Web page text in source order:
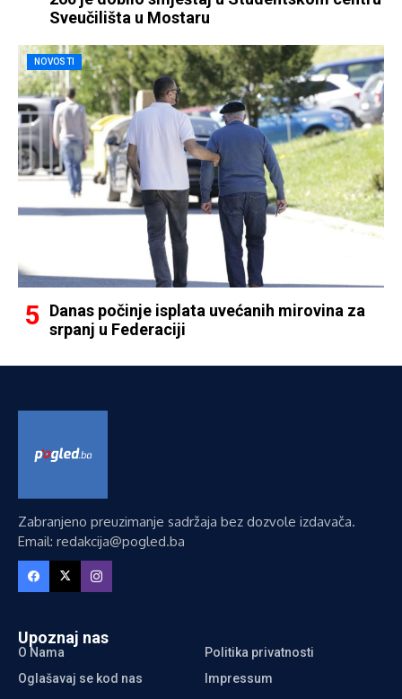
Sveučilišta u Mostaru
NOVOSTI
Danas počinje isplata uvećanih mirovina za
srpanj u Federaciji
Zabranjeno preuzimanje sadržaja bez dozvole izdavača.
Email: redakcija@pogled.ba
Upoznaj nas
O Nama
Politika privatnosti
Oglašavaj se kod nas
Impressum